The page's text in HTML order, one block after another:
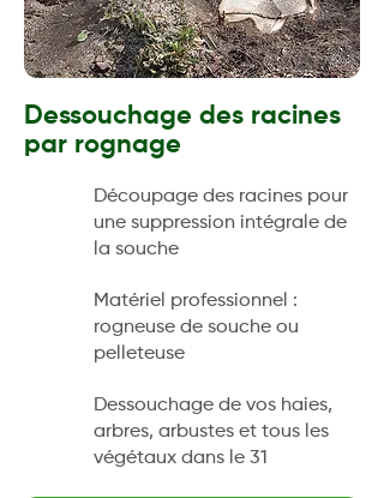
Dessouchage des racines
par rognage
Découpage des racines pour
une suppression intégrale de
la souche
Matériel professionnel :
rogneuse de souche ou
pelleteuse
Dessouchage de vos haies,
arbres, arbustes et tous les
végétaux dans le 31